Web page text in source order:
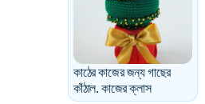
কাঠের কাজের জন্য গাছের
কাঁঠাল. কাজের ক্লাস